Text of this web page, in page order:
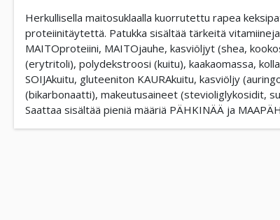
Herkullisella maitosuklaalla kuorrutettu rapea
proteiinitäytettä. Patukka sisältää tärkeitä
MAITOproteiini, MAITOjauhe, kasviöljyt (shea,
(erytritoli), polydekstroosi (kuitu), kaakaomassa,
SOIJAkuitu, gluteeniton KAURAkuitu, kasviöljy
(bikarbonaatti), makeutusaineet (stevioliglykosidit,
Saattaa sisältää pieniä määriä PÄHKINÄÄ ja